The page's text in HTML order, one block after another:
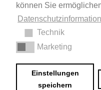
können Sie
Technik
Marketing
Einstellungen
speichern
Impressum
© 2020 Dr.